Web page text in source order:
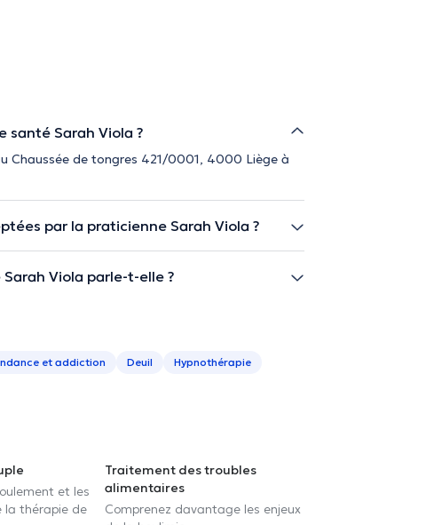
santé Sarah Viola ?
Chaussée de tongres 421/0001, 4000 Liège à
par la praticienne Sarah Viola ?
Viola parle-t-elle ?
et addiction Deuil
Hypnothérapie
et les
la thérapie de
Traitement des troubles
alimentaires
Comprenez davantage les enjeux